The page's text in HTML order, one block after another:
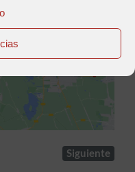
de marketing y
Siguiente